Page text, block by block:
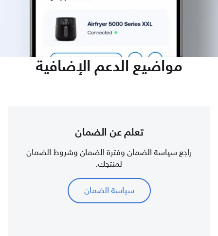
مواضيع الدعم الإضافية
تعلم عن الضمان
راجع سياسة الضمان وفترة الضمان وشروط الضمان
لمنتجك.
سياسة الضمان